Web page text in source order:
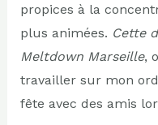
propices à la
plus animées. Cette
Meltdown Marseille,
travailler sur mon
fête avec des amis